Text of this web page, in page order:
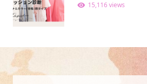
15,116 views